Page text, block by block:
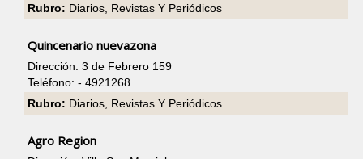
Rubro: Diarios, Revistas Y Periódicos
Quincenario nuevazona
Dirección: 3 de Febrero 159
Teléfono: - 4921268
Rubro: Diarios, Revistas Y Periódicos
Agro Region